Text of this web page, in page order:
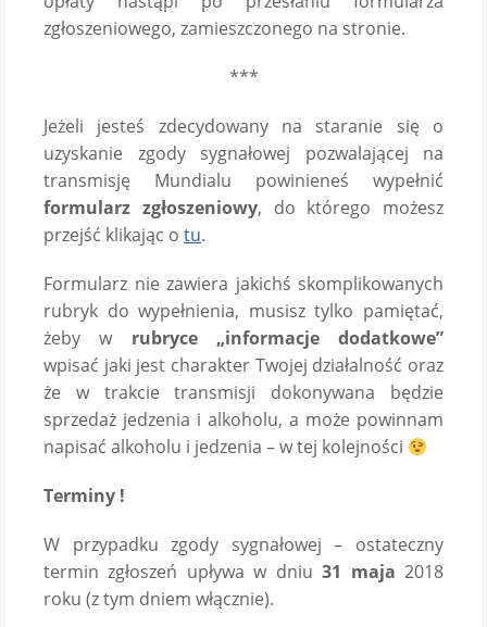
zgłoszeniowego, zamieszczonego na stronie.
***
Jeżeli jesteś zdecydowany na staranie się o
uzyskanie zgody sygnałowej pozwalającej na
transmisję Mundialu powinieneś wypełnić
formularz zgłoszeniowy, do którego możesz
przejść klikając o tu.
Formularz nie zawiera jakichś skomplikowanych
rubryk do wypełnienia, musisz tylko pamiętać,
żeby w rubryce „informacje dodatkowe”
wpisać jaki jest charakter Twojej działalność oraz
że w trakcie transmisji dokonywana będzie
sprzedaż jedzenia i alkoholu, a może powinnam
napisać alkoholu i jedzenia – w tej kolejności
Terminy !
W przypadku zgody sygnałowej – ostateczny
termin zgłoszeń upływa w dniu 31 maja 2018
roku (z tym dniem włącznie).